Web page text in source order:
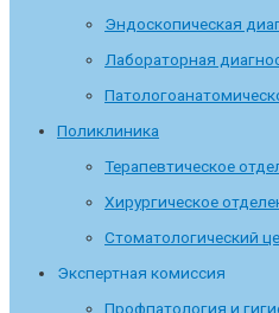
Эндоскопическая
Лабораторная
Поликлиника
Терапевтическое
Хирургическое
Стоматологический
Экспертная комиссия
Профпатология и